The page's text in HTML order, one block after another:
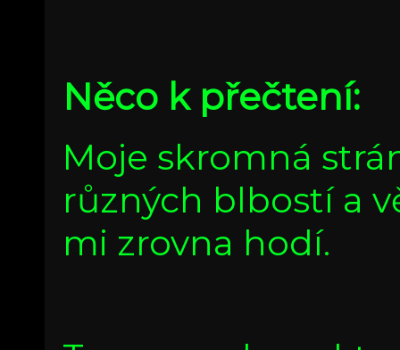
Něco k přečtení:
Moje skromná
různých blbostí a
mi zrovna hodí.